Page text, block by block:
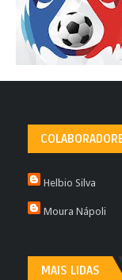
Helbio Silva
Moura Nápoli
MAIS LIDAS